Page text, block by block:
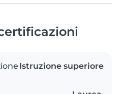
Istruzione superiore